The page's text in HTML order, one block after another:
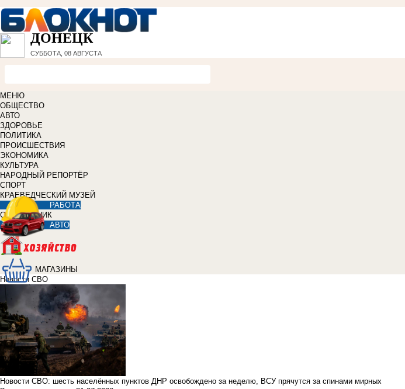
ДОНЕЦК
СУББОТА, 08 АВГУСТА
МЕНЮ
ОБЩЕСТВО
АВТО
ЗДОРОВЬЕ
ПОЛИТИКА
ПРОИСШЕСТВИЯ
ЭКОНОМИКА
КУЛЬТУРА
НАРОДНЫЙ РЕПОРТЁР
СПОРТ
КРАЕВЕДЧЕСКИЙ МУЗЕЙ
РАБОТА
СПРАВОЧНИК
АВТО
МАГАЗИНЫ
Новости СВО
Новости СВО: шесть населённых пунктов ДНР освобождено за неделю, ВСУ прячутся за спинами мирных